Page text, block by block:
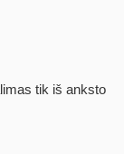
tik iš anksto